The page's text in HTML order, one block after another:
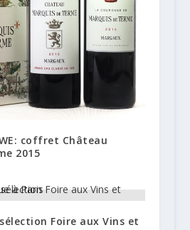
coffret Château
2015
Foire aux Vins et